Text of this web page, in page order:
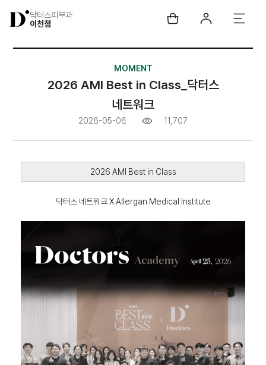
닥터스피부과
이천점
MOMENT
2026 AMI Best in Class_닥터스
네트워크
2026-05-06 11,707
2026 AMI Best in Class
닥터스 네트워크 X Allergan Medical Institute